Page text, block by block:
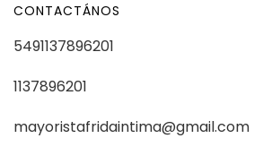
CONTACTÁNOS
5491137896201
1137896201
mayoristafridaintima@gmail.com